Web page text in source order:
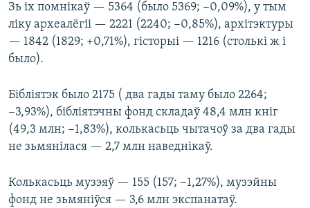
Зь іх помнікаў — 5364 (было 5369; −0,09%), у тым
ліку археалёгіі — 2221 (2240; −0,85%), архітэктуры
— 1842 (1829; +0,71%), гісторыі — 1216 (столькі ж і
было).
Бібліятэк было 2175 ( два гады таму было 2264;
−3,93%), бібліятэчны фонд складаў 48,4 млн кніг
(49,3 млн; −1,83%), колькасьць чытачоў за два гады
не зьмянілася — 2,7 млн наведнікаў.
Колькасьць музэяў — 155 (157; −1,27%), музэйны
фонд не зьмяніўся — 3,6 млн экспанатаў.